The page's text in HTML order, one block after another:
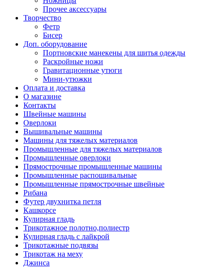
Прочее аксессуары
Творчество
Фетр
Бисер
Доп. оборудование
Портновские манекены для шитья одежды
Раскройные ножи
Гравитационные утюги
Мини-утюжки
Оплата и доставка
О магазине
Контакты
Швейные машины
Оверлоки
Вышивальные машины
Машины для тяжелых материалов
Промышленные для тяжелых материалов
Промышленные оверлоки
Прямострочные промышленные машины
Промышленные распошивальные
Промышленные прямострочные швейные
Рибана
Футер двухнитка петля
Кашкорсе
Кулирная гладь
Трикотажное полотно,полиестр
Кулирная гладь с лайкрой
Трикотажные подвязы
Трикотаж на меху
Джинса